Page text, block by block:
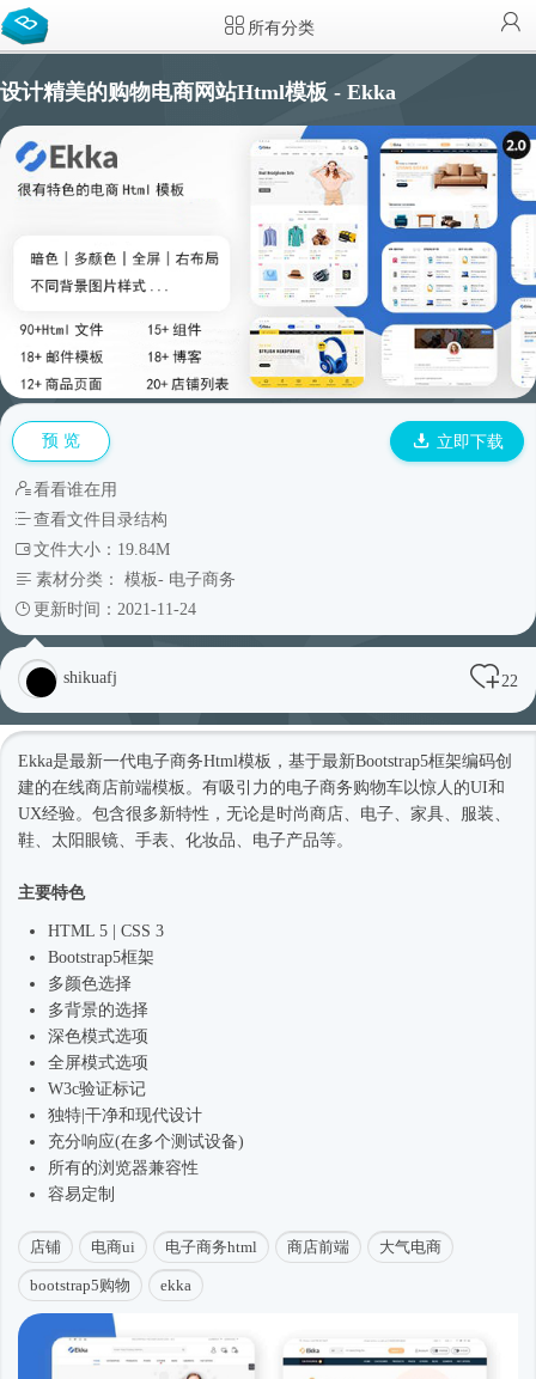
所有分类
设计精美的购物电商网站Html模板 - Ekka
预 览 立即下载
看看谁在用
查看文件目录结构
文件大小：19.84M
素材分类： 模板- 电子商务
更新时间：2021-11-24
shikuafj 22
Ekka是最新一代电子商务Html模板 ，基于最新Bootstrap5框架编码创
建的在线商店前端模板。有吸引力的电子商务购物车以惊人的UI和
UX经验。包含很多新特性，无论是 时尚商店、电子、家具、服装、
鞋、太阳眼镜、手表、化妆品、电子产品等。
主要特色
HTML 5 | CSS 3
Bootstrap5框架
多颜色选择
多背景的选择
深色模式选项
全屏模式选项
W3c验证标记
独特|干净和现代设计
充分响应(在多个测试设备)
所有的浏览器兼容性
容易定制
店铺 电商ui 电子商务html 商店前端 大气电商
bootstrap5购物 ekka